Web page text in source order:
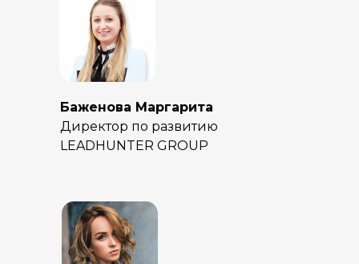
Баженова Маргарита
Директор по развитию
LEADHUNTER GROUP